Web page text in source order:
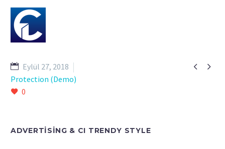
 
Eylül 27, 2018
Protection (Demo)
0
ADVERTISING & CI TRENDY STYLE